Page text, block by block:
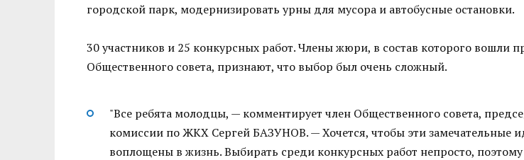
городской парк, модернизировать урны для мусора и автобусные остановки.
30 участников и 25 конкурсных работ. Члены жюри, в состав которого вошли
Общественного совета, признают, что выбор был очень сложный.
"Все ребята молодцы, — комментирует член Общественного совета,
комиссии по ЖКХ Сергей БАЗУНОВ. — Хочется, чтобы эти замечательные
воплощены в жизнь. Выбирать среди конкурсных работ непросто, поэтому